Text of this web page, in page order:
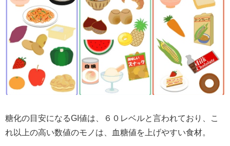
糖化の目安になるGI値は、６０レベルと言われており、こ
れ以上の高い数値のモノは、血糖値を上げやすい食材。